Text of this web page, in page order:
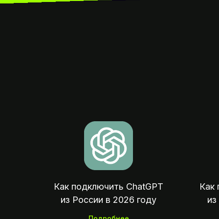
Как подключить ChatGPT
из России в 2026 году
Как